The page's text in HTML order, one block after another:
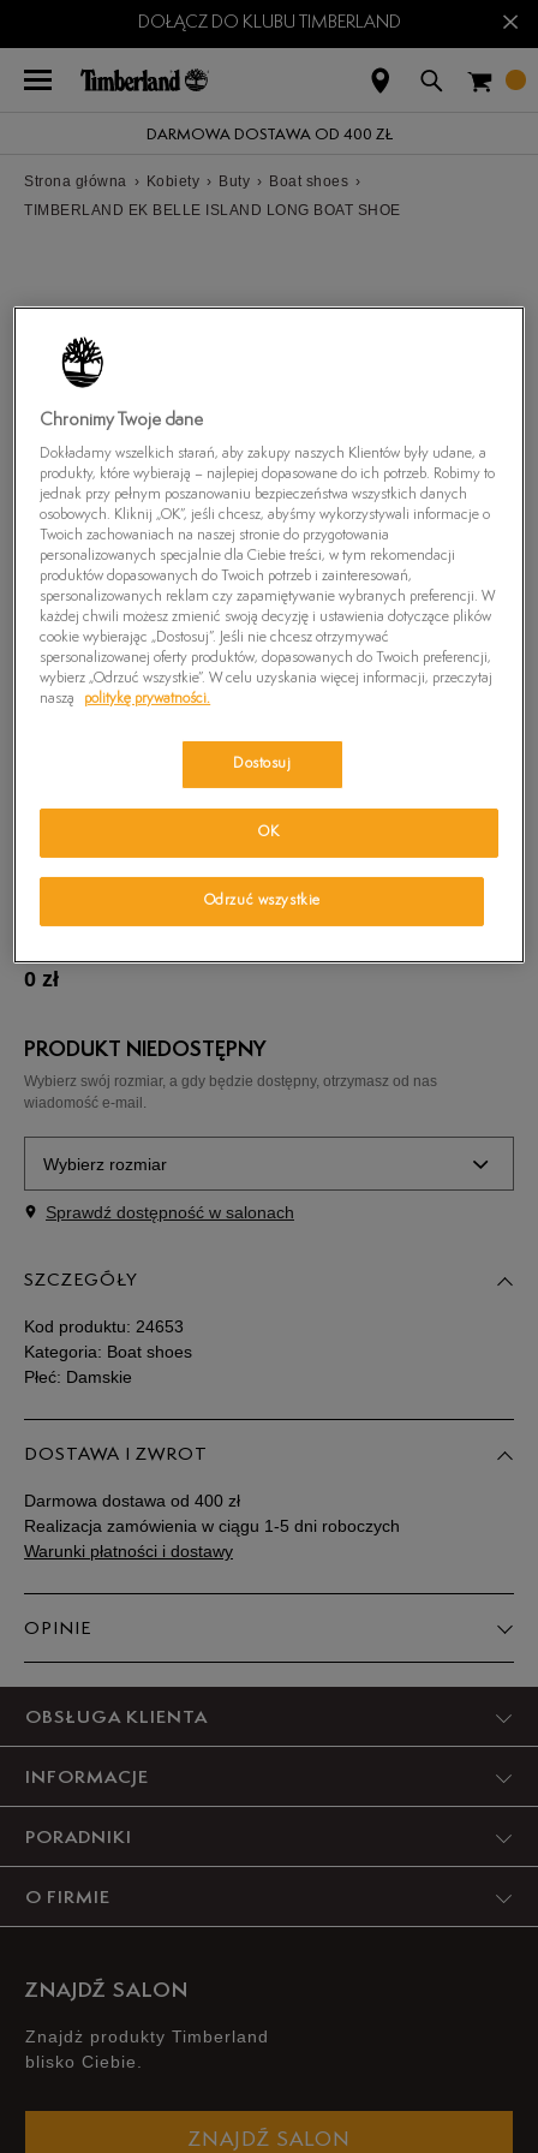
DOŁĄCZ DO KLUBU TIMBERLAND ×
DARMOWA DOSTAWA OD 400 ZŁ
Strona główna › Kobiety › Buty › Boat shoes ›
TIMBERLAND EK BELLE ISLAND LONG BOAT SHOE
0 zł
PRODUKT NIEDOSTĘPNY
Wybierz swój rozmiar, a gdy będzie dostępny, otrzymasz od nas
wiadomość e-mail.
Wybierz rozmiar
Rozmiary EU
36 22,5 cm
37 23 cm
38,5 24,5 cm
40 26 cm Powiadom o dostępności
41 26,5 cm Powiadom o dostępności
Zobacz jak zmierzyć stopę?
Sprawdź dostępność w salonach
SZCZEGÓŁY
Kod produktu: 24653
Kategoria: Boat shoes
Płeć: Damskie
DOSTAWA I ZWROT
Darmowa dostawa od 400 zł
Realizacja zamówienia w ciągu 1-5 dni roboczych
Warunki płatności i dostawy
OPINIE
OBSŁUGA KLIENTA
INFORMACJE
PORADNIKI
O FIRMIE
ZNAJDŹ SALON
Znajdż produkty Timberland
blisko Ciebie.
ZNAJDŹ SALON
Chronimy Twoje dane
Dokładamy wszelkich starań, aby zakupy naszych Klientów były udane, a
produkty, które wybierają – najlepiej dopasowane do ich potrzeb. Robimy to
jednak przy pełnym poszanowaniu bezpieczeństwa wszystkich danych
osobowych. Kliknij „OK”, jeśli chcesz, abyśmy wykorzystywali informacje o
Twoich zachowaniach na naszej stronie do przygotowania
personalizowanych specjalnie dla Ciebie treści, w tym rekomendacji
produktów dopasowanych do Twoich potrzeb i zainteresowań,
spersonalizowanych reklam czy zapamiętywanie wybranych preferencji. W
każdej chwili możesz zmienić swoją decyzję i ustawienia dotyczące plików
cookie wybierając „Dostosuj”. Jeśli nie chcesz otrzymywać
spersonalizowanej oferty produktów, dopasowanych do Twoich preferencji,
wybierz „Odrzuć wszystkie”. W celu uzyskania więcej informacji, przeczytaj
naszą
politykę prywatności.
Dostosuj
Odrzuć wszystkie
OK